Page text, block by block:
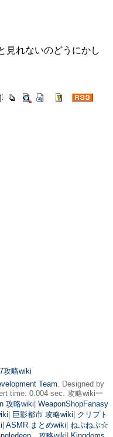
見れないのどうにかし
攻略wiki
Team. Designed by
time: 0.004 sec. 攻略wiki一
攻略wiki WeaponShopFanasy
巨影都市 攻略wiki クリプト
ASMR まとめwiki ねぷねぷ☆